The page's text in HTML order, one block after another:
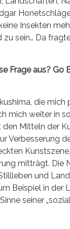
Insekten
sein… Da
Frage aus? Go
die mich
mich weiter in
Mitteln der
Verbesserung
mitträgt. Die
und
Beispiel in der
seiner